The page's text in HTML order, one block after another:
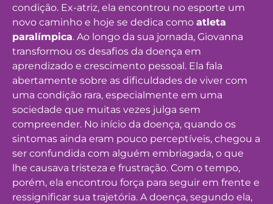
condição. Ex-atriz, ela encontrou no esporte um
novo caminho e hoje se dedica como atleta
paralímpica. Ao longo da sua jornada, Giovanna
transformou os desafios da doença em
aprendizado e crescimento pessoal. Ela fala
abertamente sobre as dificuldades de viver com
uma condição rara, especialmente em uma
sociedade que muitas vezes julga sem
compreender. No início da doença, quando os
sintomas ainda eram pouco perceptíveis, chegou a
ser confundida com alguém embriagada, o que
lhe causava tristeza e frustração. Com o tempo,
porém, ela encontrou força para seguir em frente e
ressignificar sua trajetória. A doença, segundo ela,